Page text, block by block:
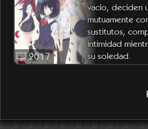
2017
vacío, deciden
mutuamente
sustitutos,
intimidad
su soledad.